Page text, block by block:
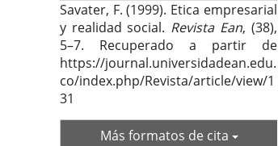
Savater, F. (1999). Etica empresarial
y realidad social. Revista Ean, (38),
5–7. Recuperado a partir de
https://journal.universidadean.edu.
co/index.php/Revista/article/view/1
31
Más formatos de cita